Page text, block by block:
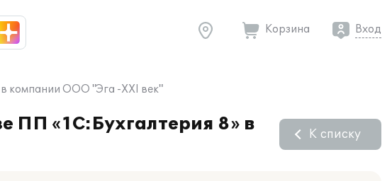
Корзина Вход
в компании ООО "Эга -XXI век"
ПП «1C:Бухгалтерия 8» в
К списку